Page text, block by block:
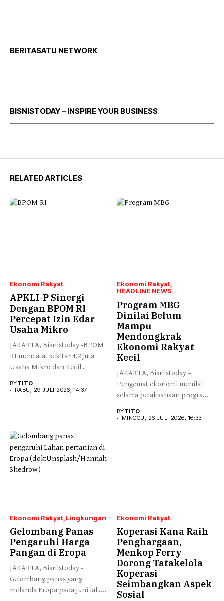
BERITASATU NETWORK
BISNISTODAY – INSPIRE YOUR BUSINESS
RELATED ARTICLES
Ekonomi Rakyat
APKLI-P Sinergi
Dengan BPOM RI
Percepat Izin Edar
Usaha Mikro
JAKARTA, Bisnistoday -BPOM
RI mencatat sekitar 4,2 juta
Usaha Mikro dan Kecil...
BYTITO
RABU, 29 JULI 2026, 14:37
Ekonomi Rakyat
HEADLINE NEWS
Program MBG
Dinilai Belum
Mampu
Mendongkrak
Ekonomi Rakyat
Kecil
JAKARTA, Bisnistoday –
Pengemat ekonomi menilai
selama pelaksanaan program
BYTITO
MINGGU, 26 JULI 2026, 16:33
Ekonomi Rakyat Lingkungan
Gelombang Panas
Pengaruhi Harga
Pangan di Eropa
JAKARTA, Bisnistoday -
Gelombang panas yang
melanda Eropa pada Juni lalu
Ekonomi Rakyat
Koperasi Kana Raih
Penghargaan,
Menkop Ferry
Dorong Tatakelola
Koperasi
Seimbangkan Aspek
Sosial